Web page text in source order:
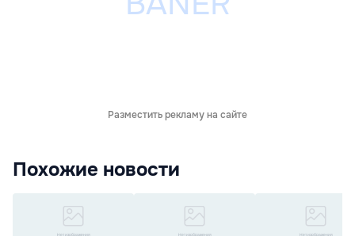
Разместить рекламу на сайте
Похожие новости